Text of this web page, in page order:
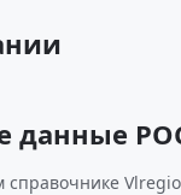
данные
справочнике